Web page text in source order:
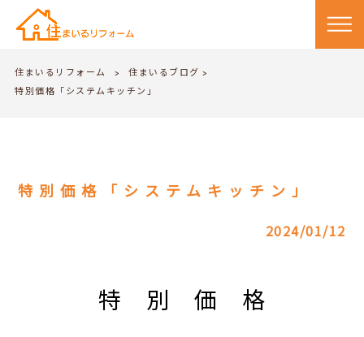
住まいるリフォーム > 住まいるブログ >
特別価格「システムキッチン」
特別価格「システムキッチン」
2024/01/12
特 別 価 格